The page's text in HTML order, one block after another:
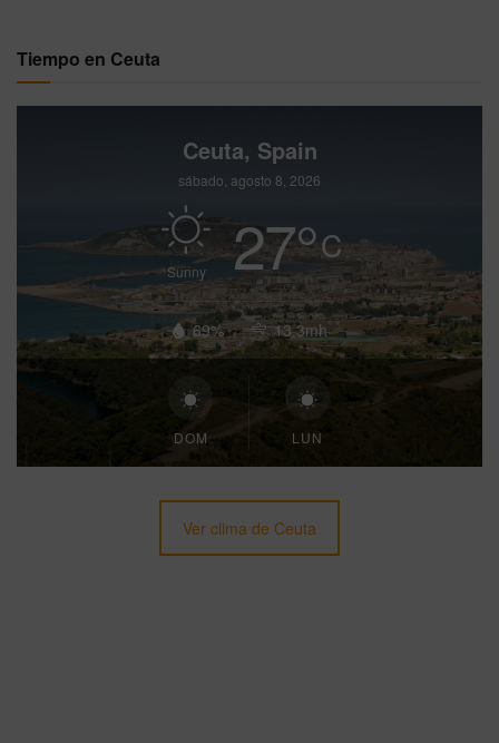
Tiempo en Ceuta
Ceuta, Spain
sábado, agosto 8, 2026
Sunny 27°C
69% 13.3mh
DOM LUN
Ver clima de Ceuta